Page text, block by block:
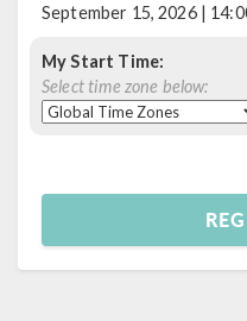
September 15, 2026 |
My Start Time:
Select time zone below: